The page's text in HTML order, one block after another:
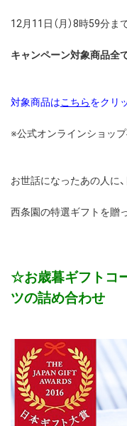
12月11日（月）8時59分ま
キャンペーン対象商品全
対象商品はこちらをクリ
※公式オンラインショッ
お世話になったあの人に
西条園の特選ギフトを贈
☆お歳暮ギフトコ
ツの詰め合わせ